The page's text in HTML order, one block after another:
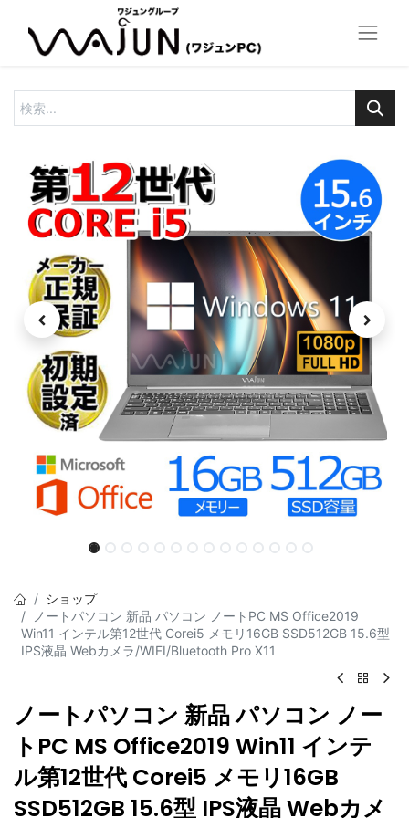
ショップ
ノートパソコン 新品 パソコン ノートPC MS Office2019
Win11 インテル第12世代 Corei5 メモリ16GB SSD512GB 15.6型
IPS液晶 Webカメラ/WIFI/Bluetooth Pro X11
ノートパソコン 新品 パソコン ノー
トPC MS Office2019 Win11 インテ
ル第12世代 Corei5 メモリ16GB
SSD512GB 15.6型 IPS液晶 Webカメ